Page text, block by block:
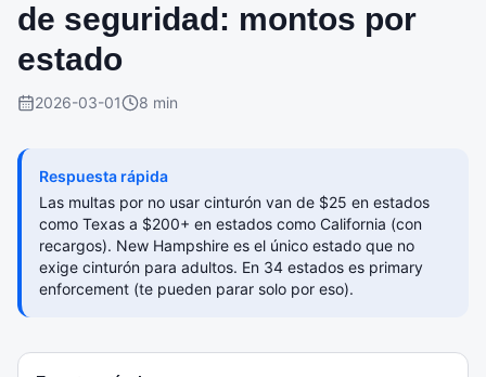
de seguridad: montos por
estado
2026-03-01 8 min
Respuesta rápida
Las multas por no usar cinturón van de $25 en estados
como Texas a $200+ en estados como California (con
recargos). New Hampshire es el único estado que no
exige cinturón para adultos. En 34 estados es primary
enforcement (te pueden parar solo por eso).